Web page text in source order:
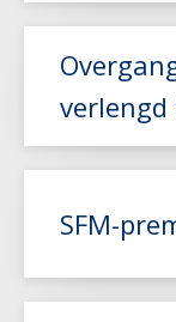
Lees meer
SFM-